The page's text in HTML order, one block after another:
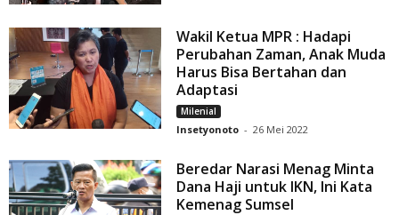
Wakil Ketua MPR : Hadapi
Perubahan Zaman, Anak Muda
Harus Bisa Bertahan dan
Adaptasi
Milenial
Insetyonoto - 26 Mei 2022
Beredar Narasi Menag Minta
Dana Haji untuk IKN, Ini Kata
Kemenag Sumsel